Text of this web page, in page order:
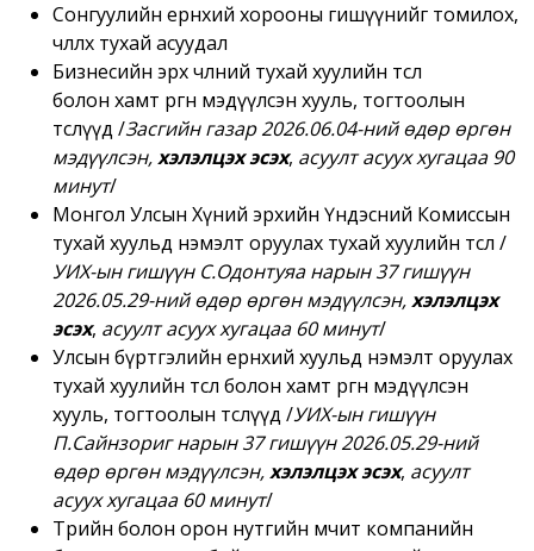
Сонгуулийн ерөнхий хорооны гишүүнийг томилох,
чөлөөлөх тухай асуудал
Бизнесийн эрх чөлөөний тухай хуулийн төсөл
болон хамт өргөн мэдүүлсэн хууль, тогтоолын
төслүүд /Засгийн газар 2026.06.04-ний өдөр өргөн
мэдүүлсэн,хэлэлцэх эсэх, асуулт асуух хугацаа 90
минут/
Монгол Улсын Хүний эрхийн Үндэсний Комиссын
тухай хуульд нэмэлт оруулах тухай хуулийн төсөл /
УИХ-ын гишүүн С.Одонтуяа нарын 37 гишүүн
2026.05.29-ний өдөр өргөн мэдүүлсэн,хэлэлцэх
эсэх, асуулт асуух хугацаа 60 минут/
Улсын бүртгэлийн ерөнхий хуульд нэмэлт оруулах
тухай хуулийн төсөл болон хамт өргөн мэдүүлсэн
хууль, тогтоолын төслүүд /УИХ-ын гишүүн
П.Сайнзориг нарын 37 гишүүн 2026.05.29-ний
өдөр өргөн мэдүүлсэн,хэлэлцэх эсэх, асуулт
асуух хугацаа 60 минут/
Төрийн болон орон нутгийн өмчит компанийн